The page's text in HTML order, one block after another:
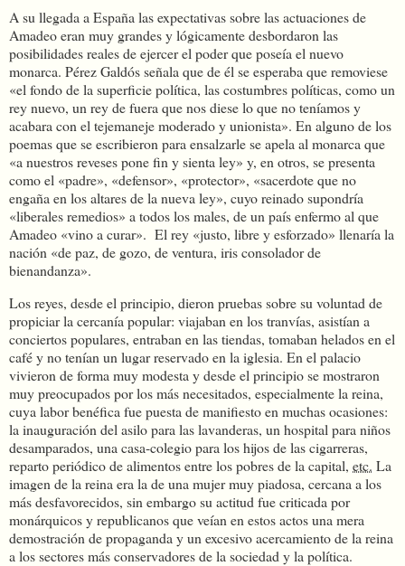
A su llegada a España las expectativas sobre las actuaciones de
Amadeo eran muy grandes y lógicamente desbordaron las
posibilidades reales de ejercer el poder que poseía el nuevo
monarca. Pérez Galdós señala que de él se esperaba que removiese
«el fondo de la superficie política, las costumbres políticas, como un
rey nuevo, un rey de fuera que nos diese lo que no teníamos y
acabara con el tejemaneje moderado y unionista». En alguno de los
poemas que se escribieron para ensalzarle se apela al monarca que
«a nuestros reveses pone fin y sienta ley» y, en otros, se presenta
como el «padre», «defensor», «protector», «sacerdote que no
engaña en los altares de la nueva ley», cuyo reinado supondría
«liberales remedios» a todos los males, de un país enfermo al que
Amadeo «vino a curar». El rey «justo, libre y esforzado» llenaría la
nación «de paz, de gozo, de ventura, iris consolador de
bienandanza».
Los reyes, desde el principio, dieron pruebas sobre su voluntad de
propiciar la cercanía popular: viajaban en los tranvías, asistían a
conciertos populares, entraban en las tiendas, tomaban helados en el
café y no tenían un lugar reservado en la iglesia. En el palacio
vivieron de forma muy modesta y desde el principio se mostraron
muy preocupados por los más necesitados, especialmente la reina,
cuya labor benéfica fue puesta de manifiesto en muchas ocasiones:
la inauguración del asilo para las lavanderas, un hospital para niños
desamparados, una casa-colegio para los hijos de las cigarreras,
reparto periódico de alimentos entre los pobres de la capital, etc. La
imagen de la reina era la de una mujer muy piadosa, cercana a los
más desfavorecidos, sin embargo su actitud fue criticada por
monárquicos y republicanos que veían en estos actos una mera
demostración de propaganda y un excesivo acercamiento de la reina
a los sectores más conservadores de la sociedad y la política.